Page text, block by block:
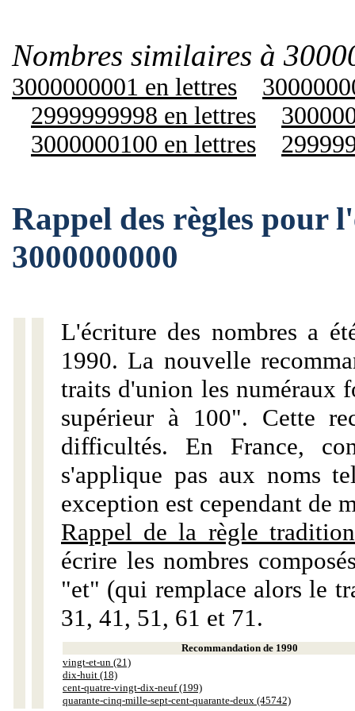
Nombres similaires à
3000000001 en lettres
2999999998 en lettres
3000000100 en lettres
Rappel des règles pour
3000000000
L'écriture des nombres a
1990. La nouvelle
traits d'union les numéraux
supérieur à 100". Cette
difficultés. En France,
s'applique pas aux noms
exception est cependant de
Rappel de la règle
écrire les nombres
"et" (qui remplace alors le
31, 41, 51, 61 et 71.
Recommandation de 1990
vingt-et-un (21)
dix-huit (18)
cent-quatre-vingt-dix-neuf (199)
quarante-cinq-mille-sept-cent-quarante-deux (45742)